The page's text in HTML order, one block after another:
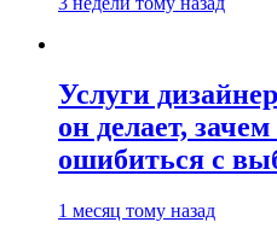
Услуги
он делает,
ошибиться с
1 месяц тому назад